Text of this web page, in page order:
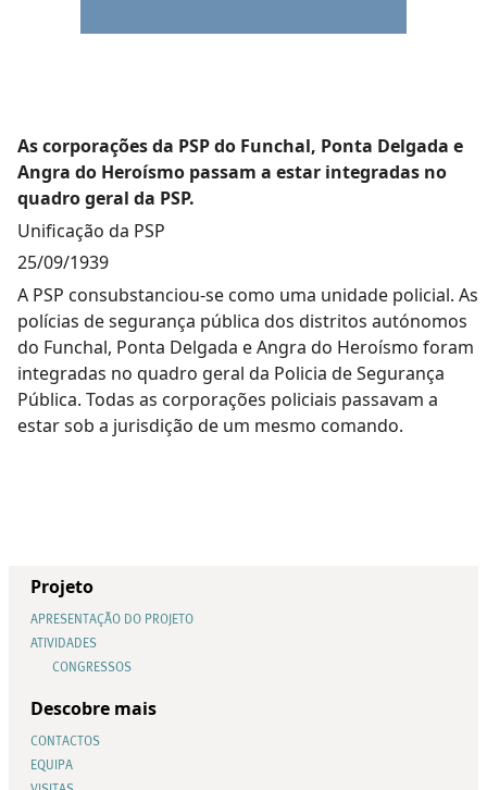
As corporações da PSP do Funchal, Ponta Delgada e
Angra do Heroísmo passam a estar integradas no
quadro geral da PSP.
Unificação da PSP
25/09/1939
A PSP consubstanciou-se como uma unidade policial. As
polícias de segurança pública dos distritos autónomos
do Funchal, Ponta Delgada e Angra do Heroísmo foram
integradas no quadro geral da Policia de Segurança
Pública. Todas as corporações policiais passavam a
estar sob a jurisdição de um mesmo comando.
Projeto
APRESENTAÇÃO DO PROJETO
ATIVIDADES
CONGRESSOS
Descobre mais
CONTACTOS
EQUIPA